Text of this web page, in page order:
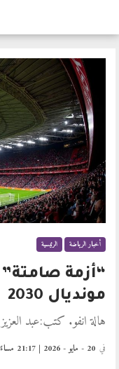
أخبار الرياضة الرئيسية
“أزمة
مونديال 2030
هالة انفو. كتب:عبد
في 20 - مايو - 2026 | 21:17 مساءً